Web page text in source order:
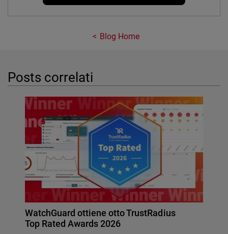
Blog Home
Posts correlati
WatchGuard ottiene otto TrustRadius
Top Rated Awards 2026